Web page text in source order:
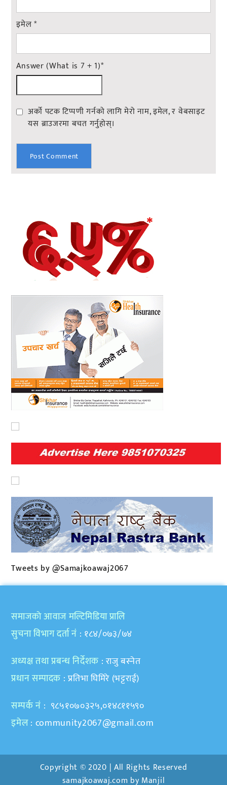
इमेल*
Answer (What is 7 + 1)*
अर्को पटक टिप्पणी गर्नको लागि मेरो नाम, इमेल, र वेबसाइट
यस ब्राउजरमा बचत गर्नुहोस्।
Tweets by @Samajkoawaj2067
समाजकाे आवाज मल्टिमिडिया प्रालि
सुचना विभाग दर्ता नं : १८४/०७३/७४
अध्यक्ष तथा प्रबन्ध निर्देशक : राजु बस्नेत
प्रधान सम्पादक : प्रतिभा घिमिरे (भट्टराई)
सम्पर्क नं : ९८५१०७०३२५,०१४८११५९०
इमेल: community2067@gmail.com
Copyright © 2020 | All Rights Reserved
samajkoawaj.com by Manjil